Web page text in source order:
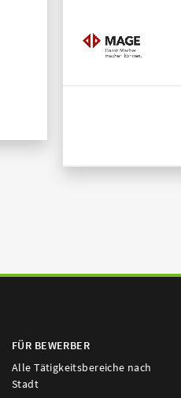
FÜR BEWERBER
Alle Tätigkeitsbereiche nach
Stadt